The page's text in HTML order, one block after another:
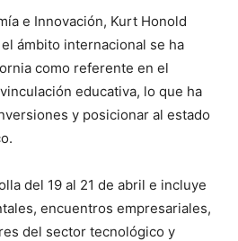
e Innovación, Kurt Honold
ámbito internacional se ha
como referente en el
educativa, lo que ha
y posicionar al estado
del 19 al 21 de abril e incluye
encuentros empresariales,
del sector tecnológico y